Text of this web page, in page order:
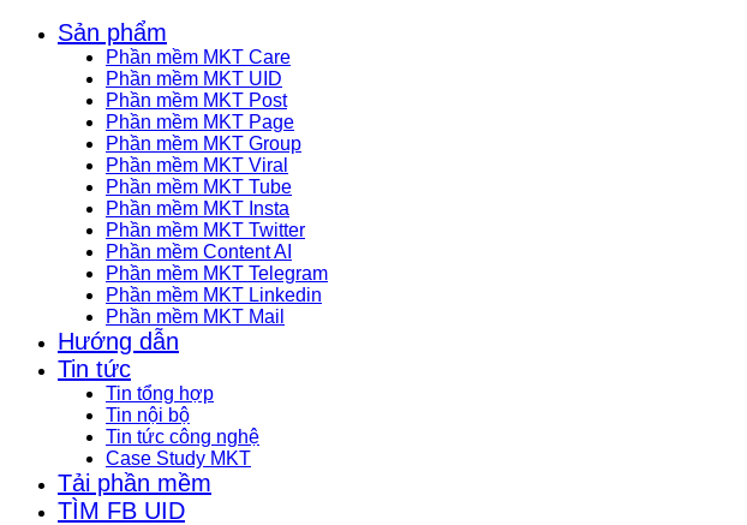
Sản phẩm
Phần mềm MKT Care
Phần mềm MKT UID
Phần mềm MKT Post
Phần mềm MKT Page
Phần mềm MKT Group
Phần mềm MKT Viral
Phần mềm MKT Tube
Phần mềm MKT Insta
Phần mềm MKT Twitter
Phần mềm Content AI
Phần mềm MKT Telegram
Phần mềm MKT Linkedin
Phần mềm MKT Mail
Hướng dẫn
Tin tức
Tin tổng hợp
Tin nội bộ
Tin tức công nghệ
Case Study MKT
Tải phần mềm
TÌM FB UID